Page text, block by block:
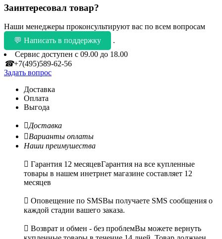
Заинтересовал товар?
Наши менеджеры проконсультируют вас по всем вопросам
💬 Написать в поддержку
.
Сервис доступен с 09.00 до 18.00
☎+7(495)589-62-56
Задать вопрос
Доставка
Оплата
Выгода
Доставка
Варианты оплаты
Наши преимушества
 Гарантия 12 месяцевГарантия на все купленные
товары в нашем инетрнет магазине составляет 12
месяцев
 Оповещение по SMSВы получаете SMS сообщения о
каждой стадии вашего заказа.
 Возврат и обмен - без проблемВы можете вернуть